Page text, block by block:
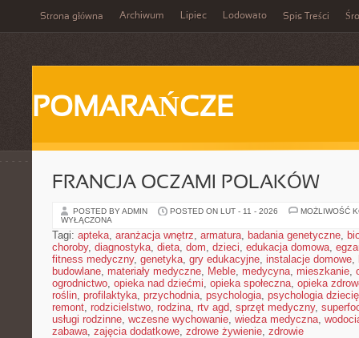
Strona główna Archiwum Lipiec Lodowato Spis Treści
POMARAŃCZE
FRANCJA OCZAMI POLAKÓW
POSTED BY ADMIN POSTED ON LUT - 11 - 2026
MOŻLIWOŚĆ
WYŁĄCZONA
Tagi: apteka, aranżacja wnętrz, armatura, badania genetyczne,
choroby, diagnostyka, dieta, dom, dzieci, edukacja domowa,
fitness medyczny, genetyka, gry edukacyjne, instalacje domowe,
budowlane, materiały medyczne, Meble, medycyna, mieszkanie,
ogrodnictwo, opieka nad dziećmi, opieka społeczna, opieka
roślin, profilaktyka, przychodnia, psychologia, psychologia
remont, rodzicielstwo, rodzina, rtv agd, sprzęt medyczny,
usługi rodzinne, wczesne wychowanie, wiedza medyczna,
zabawa, zajęcia dodatkowe, zdrowe żywienie, zdrowie